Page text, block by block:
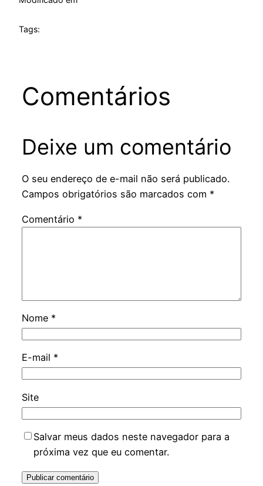
Tags:
Comentários
Deixe um comentário
O seu endereço de e-mail não será publicado.
Campos obrigatórios são marcados com *
Comentário *
Nome *
E-mail *
Site
Salvar meus dados neste navegador para a
próxima vez que eu comentar.